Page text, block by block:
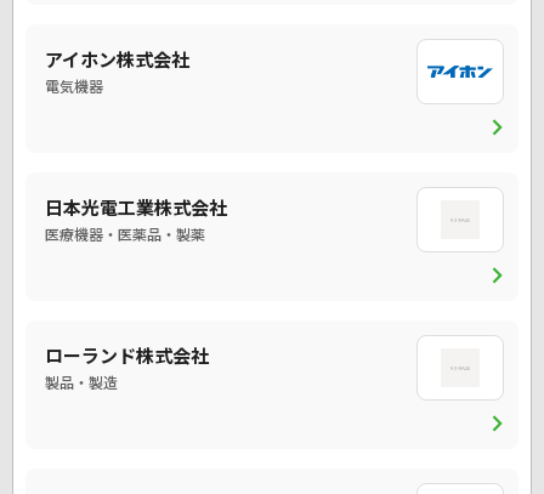
アイホン株式会社
電気機器
chevron_right
日本光電工業株式会社
医療機器・医薬品・製薬
chevron_right
ローランド株式会社
製品・製造
chevron_right